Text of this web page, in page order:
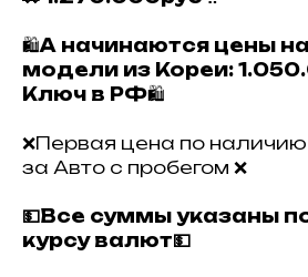
🛍А начинаются цены
модели из Кореи:
Ключ в РФ🛍
❌Первая цена по
за Авто с пробегом ❌
💵Все суммы указаны
курсу валют💵